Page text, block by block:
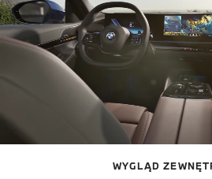
WYGLĄD